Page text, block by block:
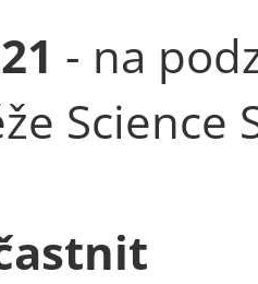
- na
Science